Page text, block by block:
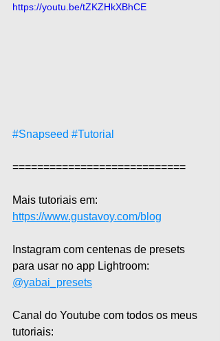
https://youtu.be/tZKZHkXBhCE
#Snapseed #Tutorial
============================
Mais tutoriais em:
https://www.gustavoy.com/blog
Instagram com centenas de presets
para usar no app Lightroom:
@yabai_presets
Canal do Youtube com todos os meus
tutoriais: